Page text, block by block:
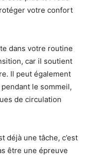
votre confort
dans votre routine
car il soutient
Il peut également
le sommeil,
de circulation
déjà une tâche, c’est
être une épreuve